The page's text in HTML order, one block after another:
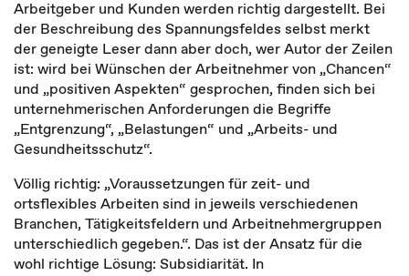
Arbeitgeber und Kunden werden richtig dargestellt. Bei
der Beschreibung des Spannungsfeldes selbst merkt
der geneigte Leser dann aber doch, wer Autor der Zeilen
ist: wird bei Wünschen der Arbeitnehmer von „Chancen“
und „positiven Aspekten“ gesprochen, finden sich bei
unternehmerischen Anforderungen die Begriffe
„Entgrenzung“, „Belastungen“ und „Arbeits- und
Gesundheitsschutz“.
Völlig richtig: „Voraussetzungen für zeit- und
ortsflexibles Arbeiten sind in jeweils verschiedenen
Branchen, Tätigkeitsfeldern und Arbeitnehmergruppen
unterschiedlich gegeben.“. Das ist der Ansatz für die
wohl richtige Lösung: Subsidiarität. In